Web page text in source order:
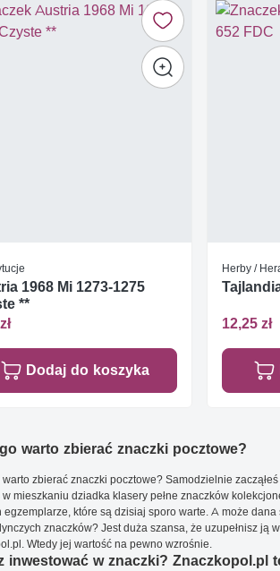
1968 Mi 1273-1275
**
Dodaj do koszyka
Herby /
12,25 zł
warto zbierać znaczki pocztowe?
zbierać znaczki pocztowe? Samodzielnie
w mieszkaniu dziadka klasery pełne znaczków
egzemplarze, które są dzisiaj sporo warte. A może
znaczków? Jest duża szansa, że uzupełnisz ją
Wtedy jej wartość na pewno wzrośnie.
inwestować w znaczki? Znaczkopol.pl